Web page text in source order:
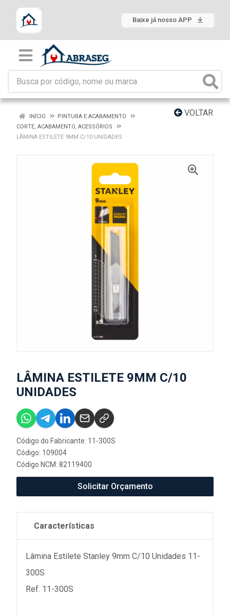
Baixe já nosso APP
VOLTAR
INÍCIO
PINTURA E ACABAMENTO
CORTE, ACABAMENTO, ACESSÓRIOS
LÂMINA ESTILETE 9MM C/10 UNIDADES
LÂMINA ESTILETE 9MM C/10
UNIDADES
Código do Fabricante: 11-300S
Código: 109004
Código NCM: 82119400
Solicitar Orçamento
Características
Lâmina Estilete Stanley 9mm C/10 Unidades 11-
300S
Ref. 11-300S